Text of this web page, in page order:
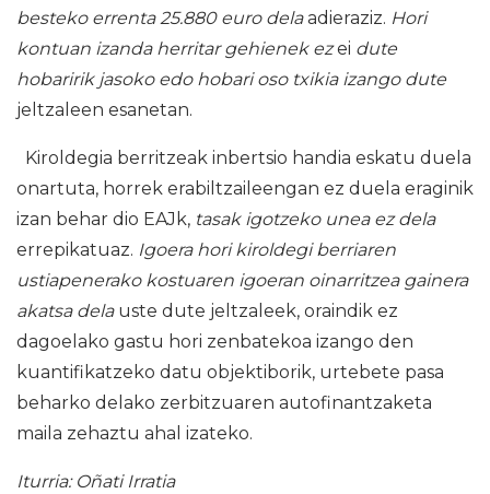
besteko errenta 25.880 euro delaadieraziz. Hori
kontuan izanda herritar gehienek ezei dute
hobaririk jasoko edo hobari oso txikia izango dute
jeltzaleen esanetan.
Kiroldegia berritzeak inbertsio handia eskatu duela
onartuta, horrek erabiltzaileengan ez duela eraginik
izan behar dio EAJk, tasak igotzeko unea ez dela
errepikatuaz. Igoera hori kiroldegi berriaren
ustiapenerako kostuaren igoeran oinarritzea gainera
akatsa delauste dute jeltzaleek, oraindik ez
dagoelako gastu hori zenbatekoa izango den
kuantifikatzeko datu objektiborik, urtebete pasa
beharko delako zerbitzuaren autofinantzaketa
maila zehaztu ahal izateko.
Iturria: Oñati Irratia